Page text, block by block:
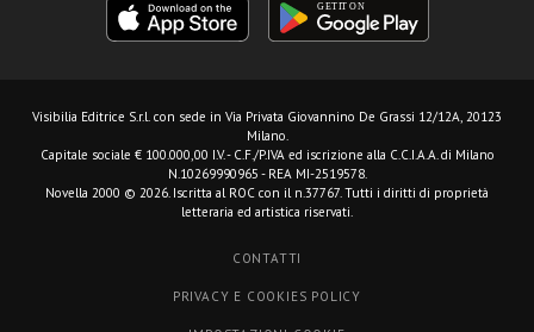
Visibilia Editrice S.r.l. con sede in Via Privata Giovannino De Grassi 12/12A, 20123
Milano.
Capitale sociale € 100.000,00 I.V. - C.F./P.IVA ed iscrizione alla C.C.I.A.A. di Milano
N.10269990965 - REA MI-2519578.
Novella 2000 © 2026. Iscritta al ROC con il n.37767. Tutti i diritti di proprietà
letteraria ed artistica riservati.
CONTATTI
PRIVACY E COOKIES POLICY